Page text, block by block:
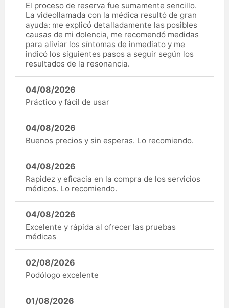
El proceso de reserva fue sumamente sencillo.
La videollamada con la médica resultó de gran
ayuda: me explicó detalladamente las posibles
causas de mi dolencia, me recomendó medidas
para aliviar los síntomas de inmediato y me
indicó los siguientes pasos a seguir según los
resultados de la resonancia.
04/08/2026
Práctico y fácil de usar
04/08/2026
Buenos precios y sin esperas. Lo recomiendo.
04/08/2026
Rapidez y eficacia en la compra de los servicios
médicos. Lo recomiendo.
04/08/2026
Excelente y rápida al ofrecer las pruebas
médicas
02/08/2026
Podólogo excelente
01/08/2026